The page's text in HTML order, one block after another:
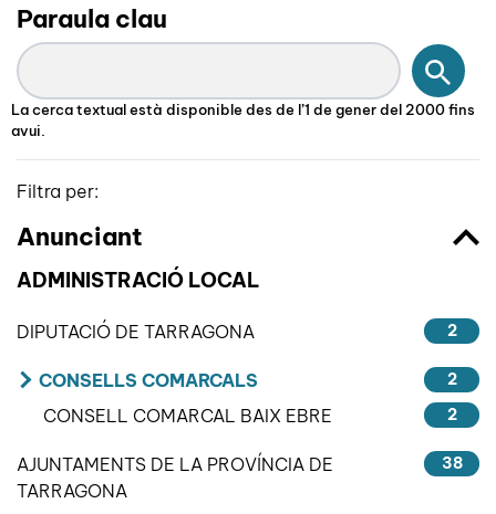
Paraula clau
La cerca textual està disponible des de l’1 de gener del 2000 fins
avui.
Filtra per:
Anunciant
ADMINISTRACIÓ LOCAL
DIPUTACIÓ DE TARRAGONA 2
CONSELLS COMARCALS 2
CONSELL COMARCAL BAIX EBRE 2
AJUNTAMENTS DE LA PROVÍNCIA DE
TARRAGONA
38